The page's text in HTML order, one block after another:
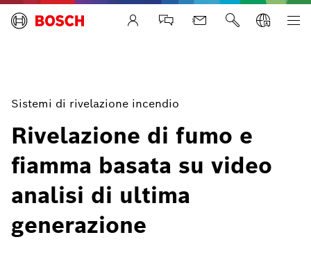
Life Safety Systems
Sistemi di rivelazione incendio
Rivelazione di fumo e
fiamma basata su video
analisi di ultima
generazione